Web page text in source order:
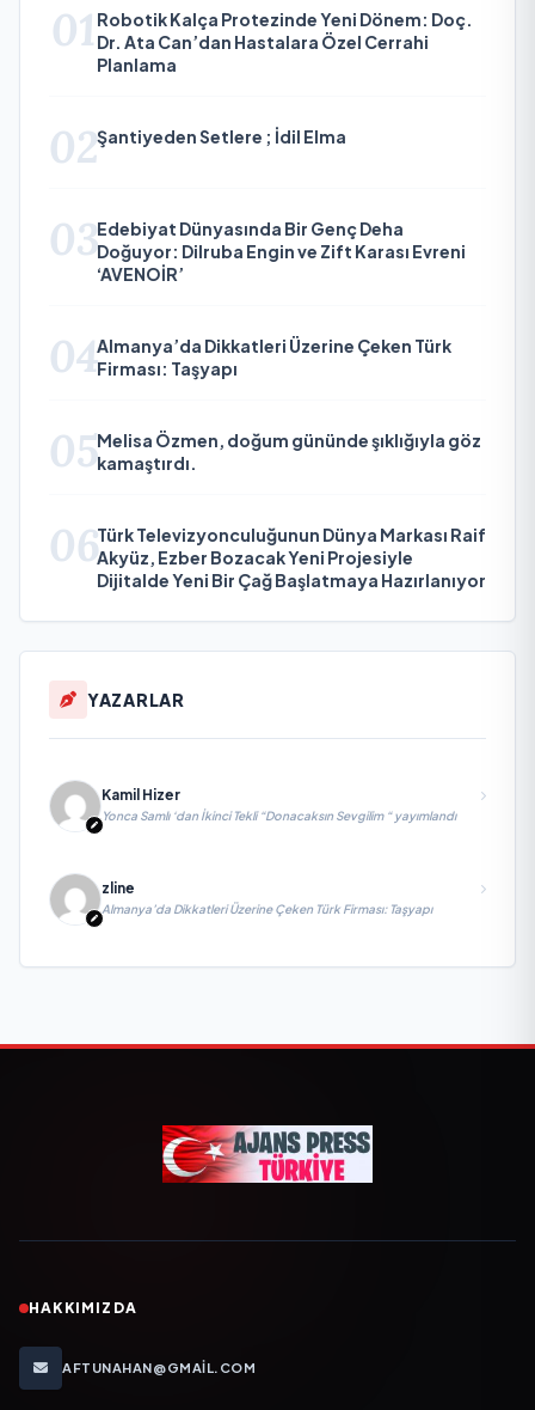
01 Robotik Kalça Protezinde Yeni Dönem: Doç.
Dr. Ata Can’dan Hastalara Özel Cerrahi
Planlama
02Şantiyeden Setlere ; İdil Elma
03Edebiyat Dünyasında Bir Genç Deha
Doğuyor: Dilruba Engin ve Zift Karası Evreni
‘AVENOİR’
04Almanya’da Dikkatleri Üzerine Çeken Türk
Firması: Taşyapı
05Melisa Özmen, doğum gününde şıklığıyla göz
kamaştırdı.
06Türk Televizyonculuğunun Dünya Markası Raif
Akyüz, Ezber Bozacak Yeni Projesiyle
Dijitalde Yeni Bir Çağ Başlatmaya Hazırlanıyor
YAZARLAR
Kamil Hizer
Yonca Samlı ‘dan İkinci Tekli “Donacaksın Sevgilim “ yayımlandı
zline
Almanya’da Dikkatleri Üzerine Çeken Türk Firması: Taşyapı
HAKKIMIZDA
AFTUNAHAN@GMAIL.COM